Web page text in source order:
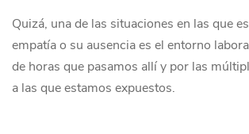
Quizá, una de las situaciones en las que
empatía o su ausencia es el entorno
de horas que pasamos allí y por las
a las que estamos expuestos.